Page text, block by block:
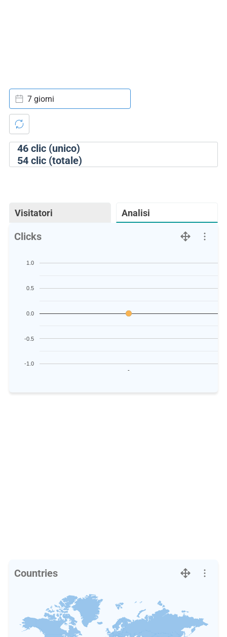
46clic (unico)
54clic (totale)
7 giorni
Visitatori Analisi
Clicks
-
-1.0
-0.5
0.0
0.5
1.0
Countries